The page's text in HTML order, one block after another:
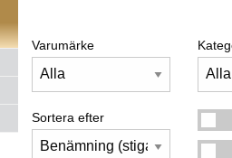
Varumärke
Sortera efter Bara
Bara